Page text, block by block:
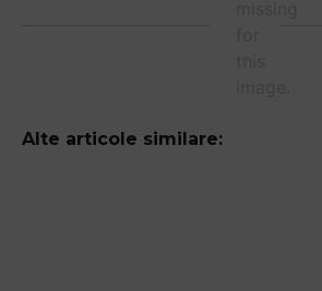
Alte articole similare: